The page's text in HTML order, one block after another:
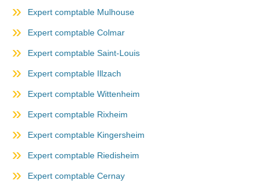
Expert comptable Mulhouse
Expert comptable Colmar
Expert comptable Saint-Louis
Expert comptable Illzach
Expert comptable Wittenheim
Expert comptable Rixheim
Expert comptable Kingersheim
Expert comptable Riedisheim
Expert comptable Cernay